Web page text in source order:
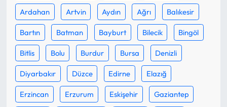
Ardahan Artvin Aydın Ağrı Balıkesir
Bartın Batman Bayburt Bilecik Bingöl
Bitlis Bolu Burdur Bursa Denizli
Diyarbakır Düzce Edirne Elazığ
Erzincan Erzurum Eskişehir Gaziantep
Ekonomi
Sağlık
Turizm
Teknoloji